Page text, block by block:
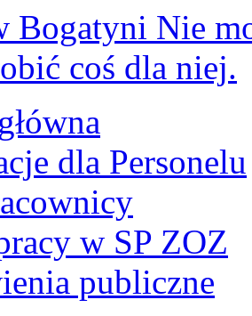
Bogatyni Nie
coś dla niej.
dla Personelu
w SP ZOZ
publiczne